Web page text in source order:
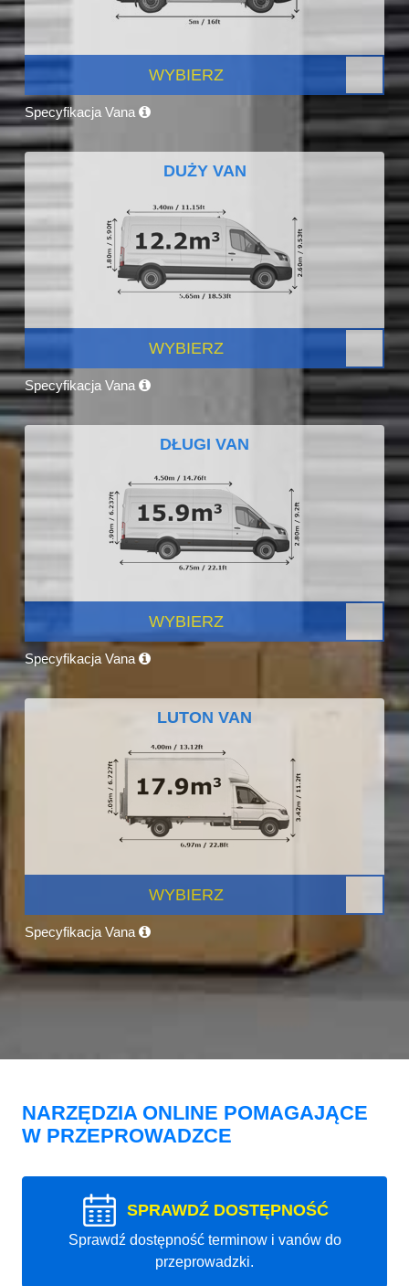
WYBIERZ
Specyfikacja Vana
DUŻY VAN
WYBIERZ
Specyfikacja Vana
DŁUGI VAN
WYBIERZ
Specyfikacja Vana
LUTON VAN
WYBIERZ
Specyfikacja Vana
NARZĘDZIA ONLINE POMAGAJĄCE
W PRZEPROWADZCE
SPRAWDŹ DOSTĘPNOŚĆ
Sprawdź dostępność terminow i vanów do
przeprowadzki.